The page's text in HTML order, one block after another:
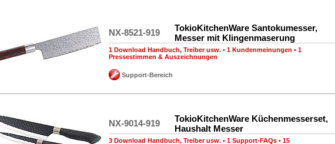
NX-8521-919
TokioKitchenWare Santokumesser,
Messer mit Klingenmaserung
1 Download Handbuch, Treiber usw. • 1 Kundenmeinungen • 1
Pressestimmen & Auszeichnungen
Support-Bereich
NX-9014-919
TokioKitchenWare Küchenmesserset,
Haushalt Messer
3 Download Handbuch, Treiber usw. • 1 Support-FAQs • 15